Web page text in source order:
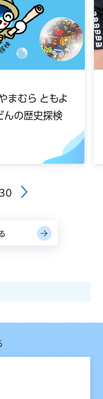
30
まむら ともよ
んの歴史探検